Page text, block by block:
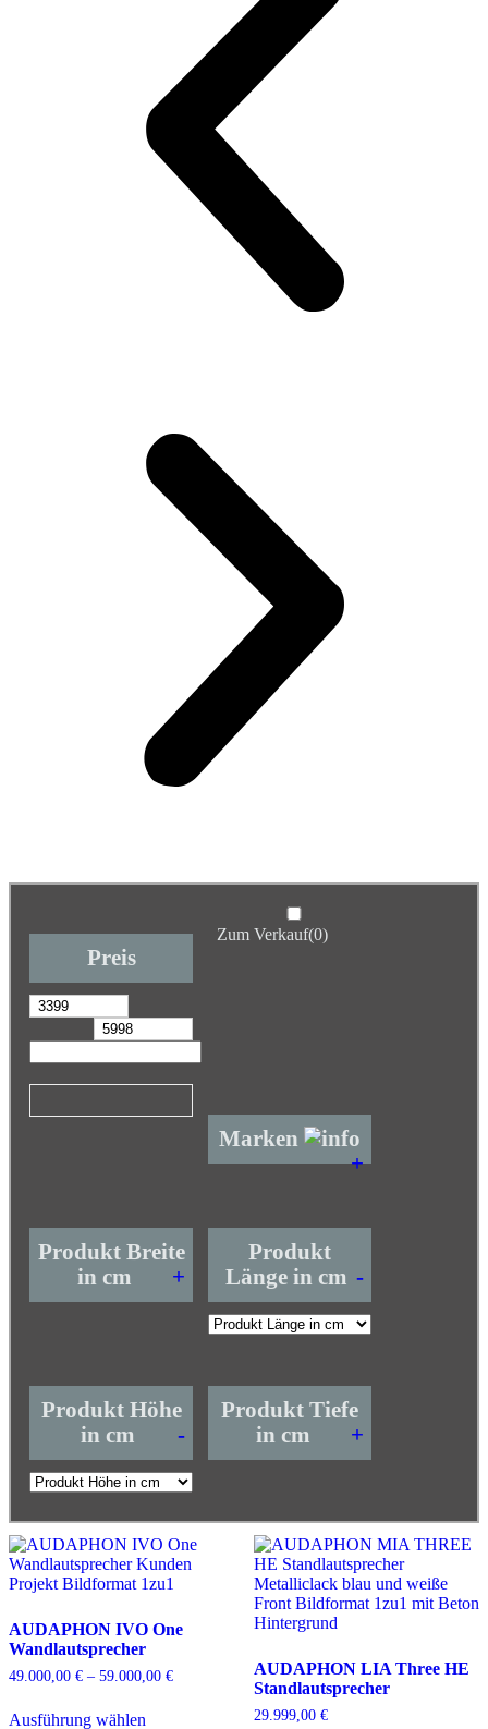
Preis
Zum Verkauf(0)
Marken
+
Produkt Breite
in cm
+
Produkt
Länge in cm -
Produkt Höhe
in cm
-
Produkt Tiefe
in cm
+
AUDAPHON IVO One
Wandlautsprecher
49.000,00 € – 59.000,00 €
Ausführung wählen
AUDAPHON LIA Three HE
Standlautsprecher
29.999,00 €